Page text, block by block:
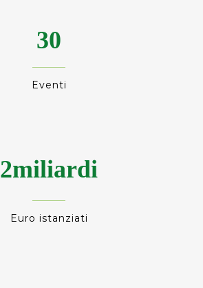
30
Eventi
2miliardi
Euro istanziati